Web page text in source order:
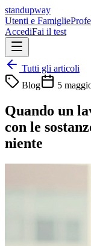
standupway
Utenti e Famiglie
AccediFai il test
Tutti gli articoli
Blog
5
Quando un
con le
niente